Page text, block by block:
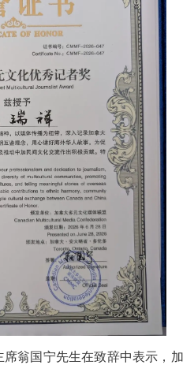
翁国宁先生在致辞中表示，加